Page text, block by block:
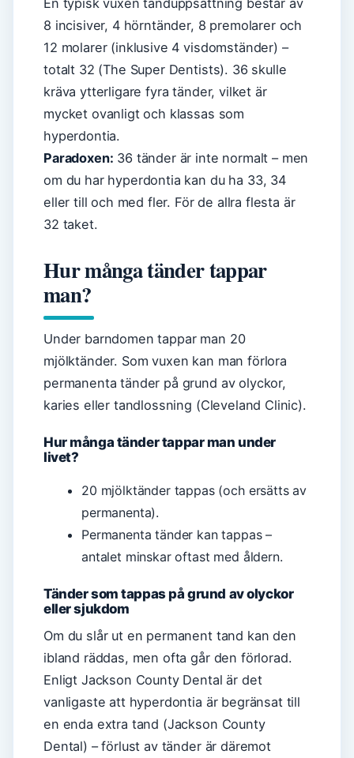
En typisk vuxen tanduppsättning består av
8 incisiver, 4 hörntänder, 8 premolarer och
12 molarer (inklusive 4 visdomständer) –
totalt 32 (The Super Dentists). 36 skulle
kräva ytterligare fyra tänder, vilket är
mycket ovanligt och klassas som
hyperdontia.
Paradoxen: 36 tänder är inte normalt – men
om du har hyperdontia kan du ha 33, 34
eller till och med fler. För de allra flesta är
32 taket.
Hur många tänder tappar
man?
Under barndomen tappar man 20
mjölktänder. Som vuxen kan man förlora
permanenta tänder på grund av olyckor,
karies eller tandlossning (Cleveland Clinic).
Hur många tänder tappar man under
livet?
20 mjölktänder tappas (och ersätts av
permanenta).
Permanenta tänder kan tappas –
antalet minskar oftast med åldern.
Tänder som tappas på grund av olyckor
eller sjukdom
Om du slår ut en permanent tand kan den
ibland räddas, men ofta går den förlorad.
Enligt Jackson County Dental är det
vanligaste att hyperdontia är begränsat till
en enda extra tand (Jackson County
Dental) – förlust av tänder är däremot